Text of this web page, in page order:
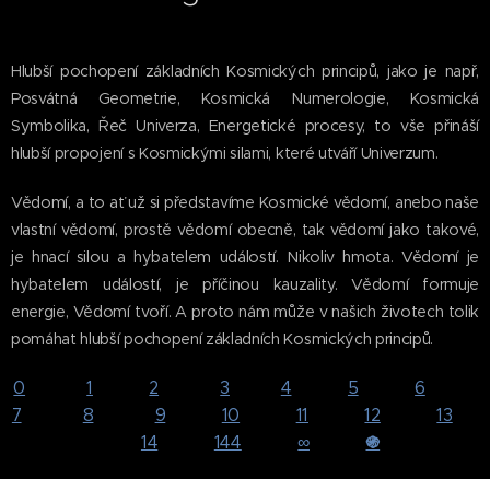
Hlubší pochopení základních Kosmických principů, jako je např,
Posvátná Geometrie, Kosmická Numerologie, Kosmická
Symbolika, Řeč Univerza, Energetické procesy, to vše přináší
hlubší propojení s Kosmickými silami, které utváří Univerzum.
Vědomí, a to ať už si představíme Kosmické vědomí, anebo naše
vlastní vědomí, prostě vědomí obecně, tak vědomí jako takové,
je hnací silou a hybatelem událostí. Nikoliv hmota. Vědomí je
hybatelem událostí, je příčinou kauzality. Vědomí formuje
energie, Vědomí tvoří. A proto nám může v našich životech tolik
pomáhat hlubší pochopení základních Kosmických principů.
0 1 2 3 4 5
6
7
8 9 10 11 12
13
14
144 ∞ ֍